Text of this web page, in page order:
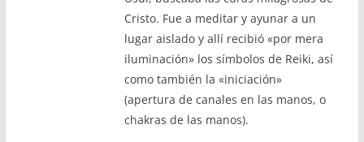
Cristo. Fue a meditar y ayunar a un
lugar aislado y allí recibió «por mera
iluminación» los símbolos de Reiki, así
como también la «iniciación»
(apertura de canales en las manos, o
chakras de las manos).